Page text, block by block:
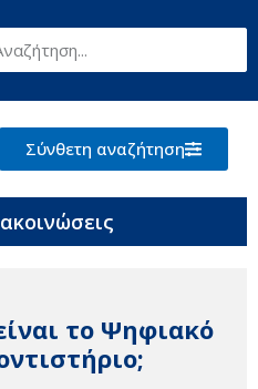
Σύνθετη αναζήτηση
το Ψηφιακό